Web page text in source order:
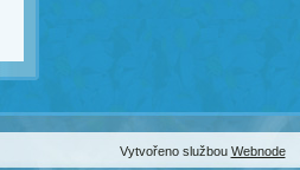
Vytvořeno službou Webnode